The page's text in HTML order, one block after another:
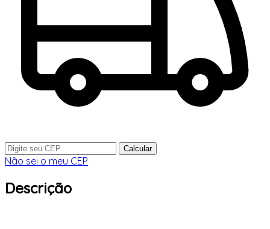
Calcular
Não sei o meu CEP
Descrição